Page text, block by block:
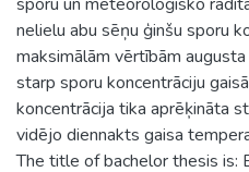
nelielu abu sēņu ģinšu sporu
maksimālām vērtībām
starp sporu koncentrāciju
koncentrācija tika aprēķināta
vidējo diennakts gaisa
The title of bachelor thesis is: